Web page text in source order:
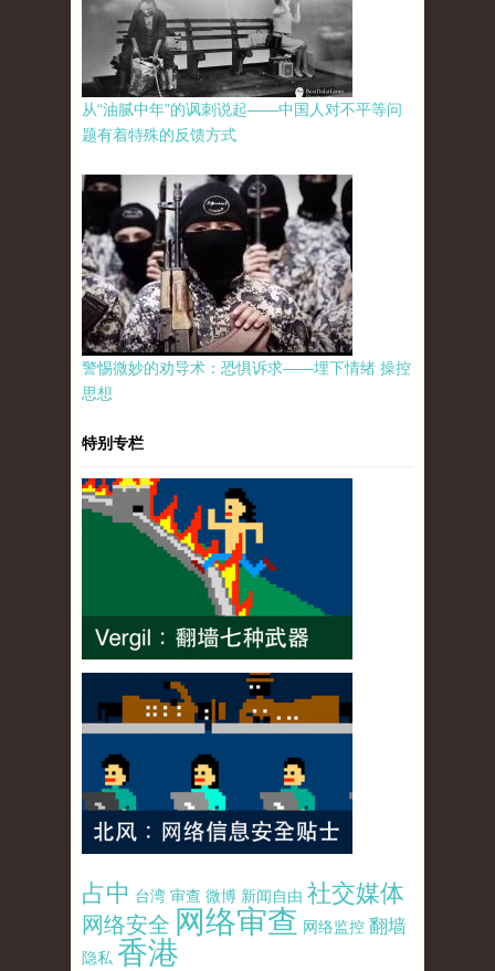
从“油腻中年”的讽刺说起——中国人对不平等问
题有着特殊的反馈方式
警惕微妙的劝导术：恐惧诉求——埋下情绪 操控
思想
特别专栏
占中 台湾 审查 微博 新闻自由 社交媒体
网络安全 网络审查 网络监控 翻墙
隐私 香港